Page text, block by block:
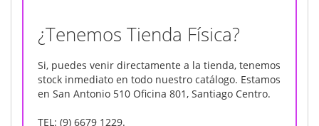
¿Tenemos Tienda Física?
Si, puedes venir directamente a la tienda, tenemos
stock inmediato en todo nuestro catálogo. Estamos
en San Antonio 510 Oficina 801, Santiago Centro.
TEL: (9) 6679 1229.